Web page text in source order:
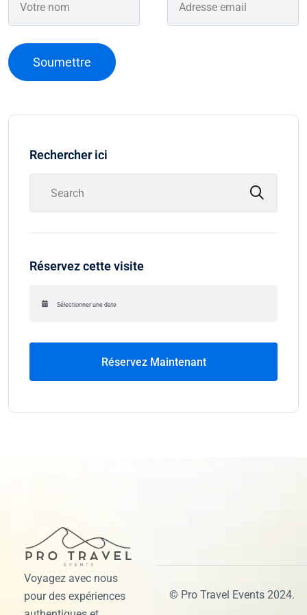
Rechercher ici
Réservez cette visite
Réservez Maintenant
Voyagez avec nous
pour des expériences
© Pro Travel Events 2024.